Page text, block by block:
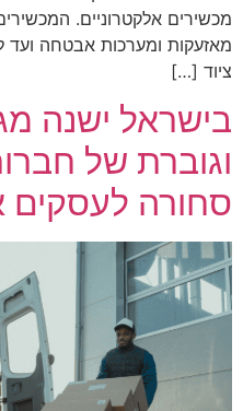
מכשירים אלקטרוניים.
מאזעקות ומערכות אבטחה ועד
ציוד […]
בישראל ישנה
וגוברת של
סחורה לעסקים